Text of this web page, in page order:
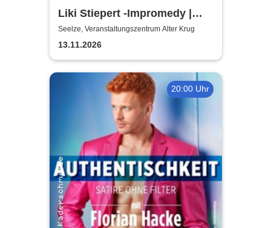
Liki Stiepert -Impromedy |
Kulturinitiative Seelze e.V. -
KiS
Seelze, Veranstaltungszentrum Alter Krug
13.11.2026
20:00 Uhr